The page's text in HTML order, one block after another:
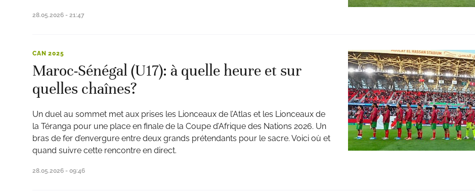
28.05.2026 - 21:47
CAN 2025
Maroc-Sénégal (U17): à quelle heure et sur
quelles chaînes?
Un duel au sommet met aux prises les Lionceaux de l’Atlas et les Lionceaux de
la Téranga pour une place en finale de la Coupe d’Afrique des Nations 2026. Un
bras de fer d’envergure entre deux grands prétendants pour le sacre. Voici où et
quand suivre cette rencontre en direct.
28.05.2026 - 09:46